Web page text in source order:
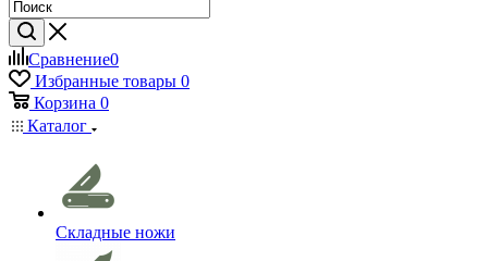
Сравнение0
Избранные товары 0
Корзина 0
Каталог
Складные ножи